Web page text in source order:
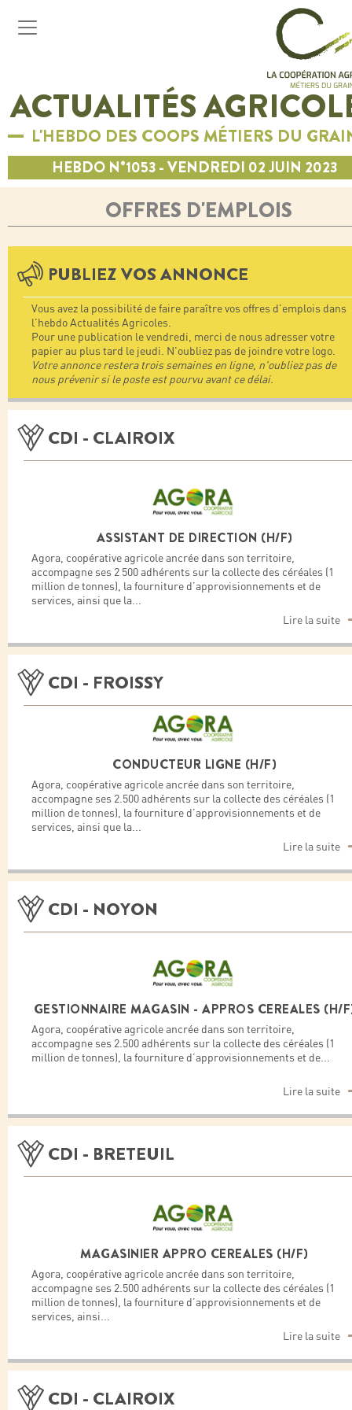
ACTUALITÉS
L'HEBDO DES COOPS MÉTIERS DU
HEBDO N°1053 - VENDREDI 02 JUIN 2023
OFFRES D'EMPLOIS
PUBLIEZ VOS ANNONCE
Vous avez la possibilité de faire paraître vos offres d'emplois dans
l'hebdo Actualités Agricoles.
Pour une publication le vendredi, merci de nous adresser votre
papier au plus tard le jeudi. N'oubliez pas de joindre votre logo.
Votre annonce restera trois semaines en ligne, n'oubliez pas de
nous prévenir si le poste est pourvu avant ce délai.
CDI - CLAIROIX
ASSISTANT DE DIRECTION (H/F)
Agora, coopérative agricole ancrée dans son territoire,
accompagne ses 2 500 adhérents sur la collecte des céréales (1
million de tonnes), la fourniture d’approvisionnements et de
services, ainsi que la...
Lire la suite
CDI - FROISSY
CONDUCTEUR LIGNE (H/F)
Agora, coopérative agricole ancrée dans son territoire,
accompagne ses 2.500 adhérents sur la collecte des céréales (1
million de tonnes), la fourniture d’approvisionnements et de
services, ainsi que la...
Lire la suite
CDI - NOYON
GESTIONNAIRE MAGASIN - APPROS CEREALES (H/
Agora, coopérative agricole ancrée dans son territoire,
accompagne ses 2.500 adhérents sur la collecte des céréales (1
million de tonnes), la fourniture d’approvisionnements et de...
Lire la suite
CDI - BRETEUIL
MAGASINIER APPRO CEREALES (H/F)
Agora, coopérative agricole ancrée dans son territoire,
accompagne ses 2.500 adhérents sur la collecte des céréales (1
million de tonnes), la fourniture d’approvisionnements et de
services, ainsi...
Lire la suite
CDI - CLAIROIX